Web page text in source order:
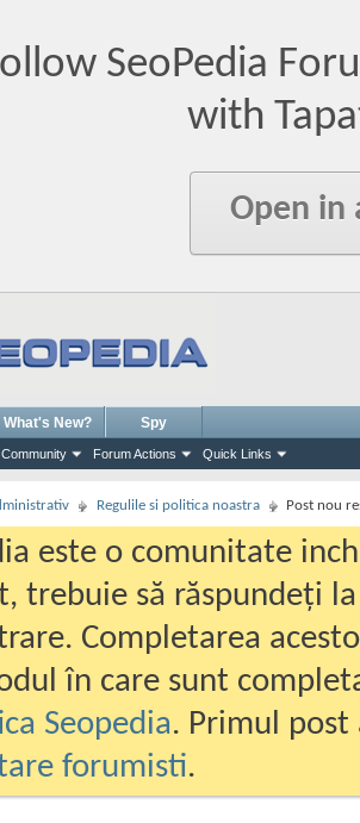
SeoPedia
with
Open in
Community Forum Actions Quick Links
What's New? Spy
Regulile si politica noastra Post nou
este o comunitate
trebuie să răspundeți
Completarea
în care sunt
Seopedia. Primul
forumisti.